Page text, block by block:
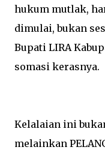
hukum mutlak,
dimulai, bukan
Bupati LIRA
somasi kerasnya.
Kelalaian ini
melainkan